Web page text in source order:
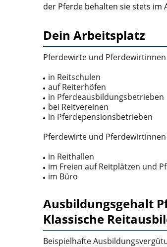
der Pferde behalten sie stets im
Dein Arbeitsplatz
Pferdewirte und
in Reitschulen
auf Reiterhöfen
in Pferdeausbildungsbetrieben
bei Reitvereinen
in Pferdepensionsbetrieben
Pferdewirte und
in Reithallen
im Freien auf Reitplätzen und
im Büro
Ausbildungsgehalt
Klassische
Beispielhafte